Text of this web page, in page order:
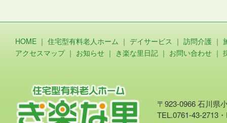
HOME ｜ 住宅型有料老人ホーム ｜ デイサービス ｜ 訪問介護 ｜
アクセスマップ｜ お知らせ ｜ き楽な里日記 ｜ お問い合わせ ｜
〒923-0966 石川県
TEL.0761-43-2713